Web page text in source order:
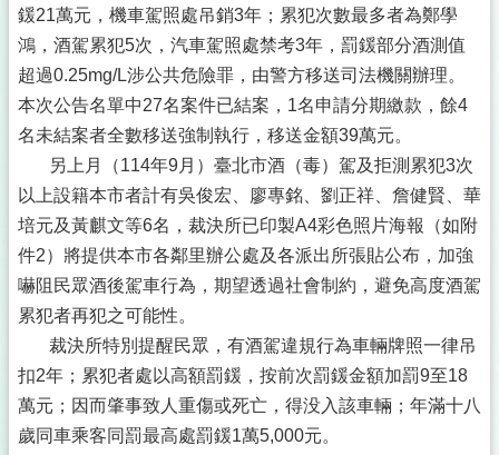
鍰21萬元，機車駕照處吊銷3年；累犯次數最多者為鄭學
鴻，酒駕累犯5次，汽車駕照處禁考3年，罰鍰部分酒測值
超過0.25mg/L涉公共危險罪，由警方移送司法機關辦理。
本次公告名單中27名案件已結案，1名申請分期繳款，餘4
名未結案者全數移送強制執行，移送金額39萬元。
另上月（114年9月）臺北市酒（毒）駕及拒測累犯3次
以上設籍本市者計有吳俊宏、廖專銘、劉正祥、詹健賢、華
培元及黃麒文等6名，裁決所已印製A4彩色照片海報（如附
件2）將提供本市各鄰里辦公處及各派出所張貼公布，加強
嚇阻民眾酒後駕車行為，期望透過社會制約，避免高度酒駕
累犯者再犯之可能性。
裁決所特別提醒民眾，有酒駕違規行為車輛牌照一律吊
扣2年；累犯者處以高額罰鍰，按前次罰鍰金額加罰9至18
萬元；因而肇事致人重傷或死亡，得没入該車輛；年滿十八
歲同車乘客同罰最高處罰鍰1萬5,000元。